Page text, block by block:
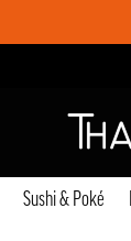
Sushi & Poké